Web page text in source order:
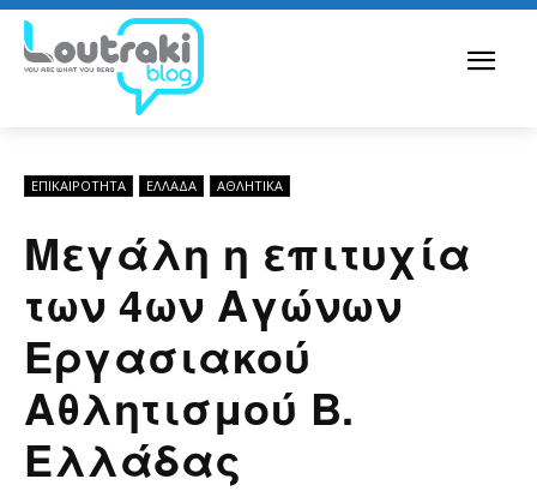
ΕΠΙΚΑΙΡΟΤΗΤΑ ΕΛΛΆΔΑ ΑΘΛΗΤΙΚΑ
Μεγάλη η επιτυχία
των 4ων Αγώνων
Εργασιακού
Αθλητισμού Β.
Ελλάδας